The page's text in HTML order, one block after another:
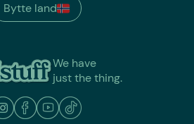
We have
just the thing.
Bytte land